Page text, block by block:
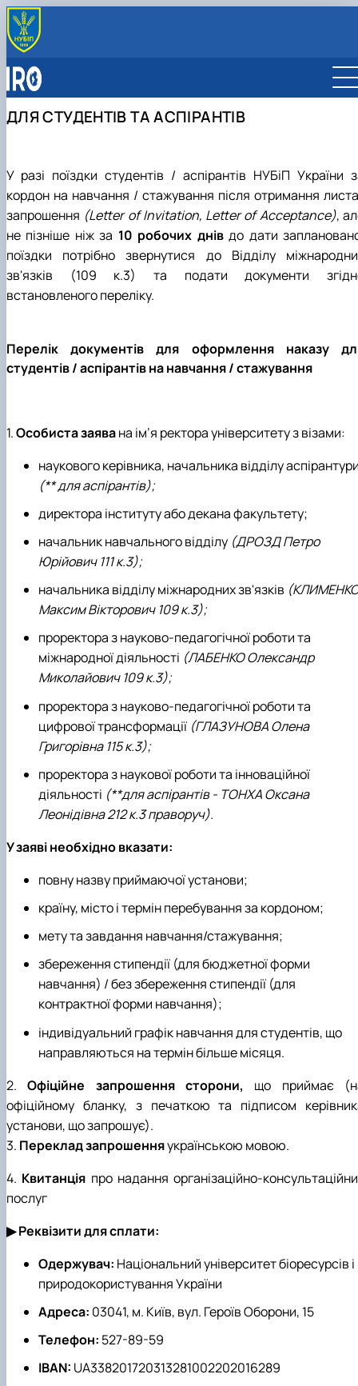
ВІДДІЛ
Про відділ
Команда відділу
ПАРТНЕРИ
Карта партнерств
ІНТЕРНАЦІОНАЛІЗАЦІЯ
Звіти
Міжнародні програми практичного навчання
Стипендіальні програми
Collaborative Online International Learning (COIL)
Для співробітників
Для студентів та аспірантів
ДЛЯ СТУДЕНТІВ ТА АСПІРАНТІВ
У разі поїздки студентів / аспірантів НУБіП України
кордон на навчання / стажування після отримання
запрошення (Letter of Invitation, Letter of Acceptance),
не пізніше ніж за 10 робочих днівдо дати
поїздки потрібно звернутися до Відділу
зв'язків (109 к.3) та подати документи
встановленого переліку.
Перелік документів для оформлення наказу
студентів / аспірантів на навчання / стажування
1.Особиста заявана ім’я ректора університету з візами:
наукового керівника, начальника відділу
(** для аспірантів);
директора інституту або декана факультету;
начальник навчального відділу (ДРОЗД Петро
Юрійович 111 к.3);
начальника відділу міжнародних зв'язків
Максим Вікторович 109 к.3);
проректора з науково-педагогічної роботи та
міжнародної діяльності (ЛАБЕНКО Олександр
Миколайович 109 к.3);
проректора з науково-педагогічної роботи та
цифрової трансформації (ГЛАЗУНОВА Олена
Григорівна 115 к.3);
проректора з наукової роботи та інноваційної
діяльності (**для аспірантів - ТОНХА Оксана
Леонідівна 212 к.3 праворуч).
У заяві необхідно вказати:
повну назву приймаючої установи;
країну, місто і термін перебування за кордоном;
мету та завдання навчання/стажування;
збереження стипендії (для бюджетної форми
навчання) / без збереження стипендії (для
контрактної форми навчання);
індивідуальний графік навчання для студентів, що
направляються на термін більше місяця.
2.Офіційне запрошення сторони, що приймає
офіційному бланку, з печаткою та підписом
установи, що запрошує).
3. Переклад запрошенняукраїнською мовою.
4. Квитанція про надання організаційно-
послуг
▶Реквізити для сплати:
Одержувач: Національний університет біоресурсів і
природокористування України
Адреса: 03041, м. Київ, вул. Героїв Оборони, 15
Телефон: 527-89-59
IBAN: UA338201720313281002202016289